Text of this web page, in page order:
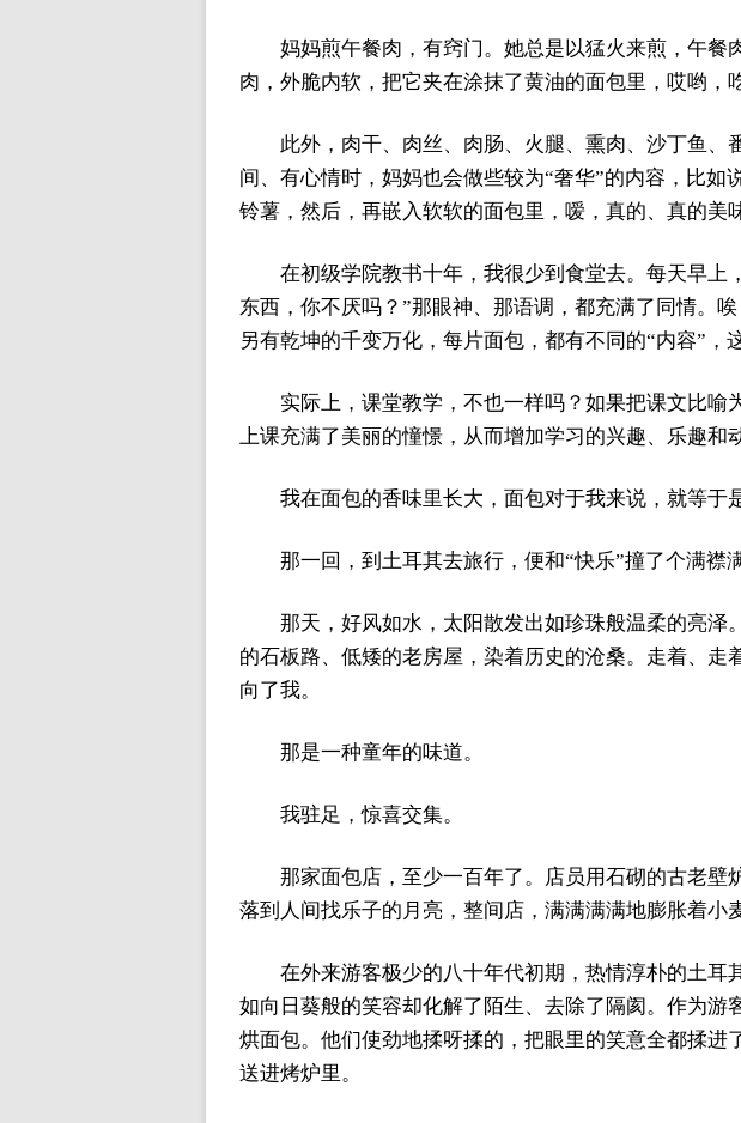
妈妈煎午餐肉，有窍门。她总是以猛火来煎，午
肉，外脆内软，把它夹在涂抹了黄油的面包里，哎哟，
此外，肉干、肉丝、肉肠、火腿、熏肉、沙丁鱼、
间、有心情时，妈妈也会做些较为“奢华”的内容，比
铃薯，然后，再嵌入软软的面包里，嗳，真的、真的美
在初级学院教书十年，我很少到食堂去。每天早
东西，你不厌吗？”那眼神、那语调，都充满了同情。
另有乾坤的千变万化，每片面包，都有不同的“内容”，
实际上，课堂教学，不也一样吗？如果把课文比
上课充满了美丽的憧憬，从而增加学习的兴趣、乐趣和
我在面包的香味里长大，面包对于我来说，就等于
那一回，到土耳其去旅行，便和“快乐”撞了个满襟满
那天，好风如水，太阳散发出如珍珠般温柔的亮
的石板路、低矮的老房屋，染着历史的沧桑。走着、
向了我。
那是一种童年的味道。
我驻足，惊喜交集。
那家面包店，至少一百年了。店员用石砌的古老
落到人间找乐子的月亮，整间店，满满满满地膨胀着小
在外来游客极少的八十年代初期，热情淳朴的土
如向日葵般的笑容却化解了陌生、去除了隔阂。作为游
烘面包。他们使劲地揉呀揉的，把眼里的笑意全都揉
送进烤炉里。